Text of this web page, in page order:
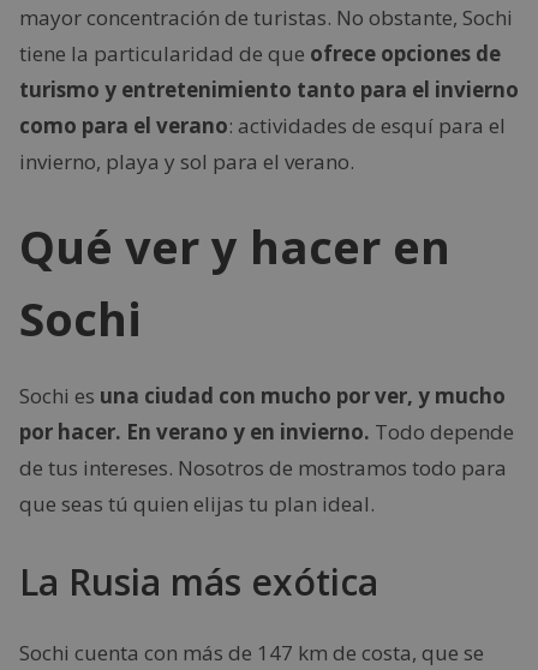
mayor concentración de turistas. No obstante, Sochi
tiene la particularidad de que ofrece opciones de
turismo y entretenimiento tanto para el invierno
como para el verano: actividades de esquí para el
invierno, playa y sol para el verano.
Qué ver y hacer en
Sochi
Sochi es una ciudad con mucho por ver, y mucho
por hacer. En verano y en invierno. Todo depende
de tus intereses. Nosotros de mostramos todo para
que seas tú quien elijas tu plan ideal.
La Rusia más exótica
Sochi cuenta con más de 147 km de costa, que se